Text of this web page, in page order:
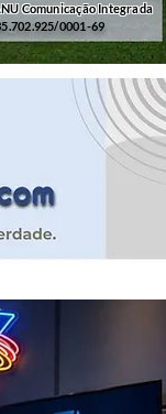
Comunicação Integrada
0001-69